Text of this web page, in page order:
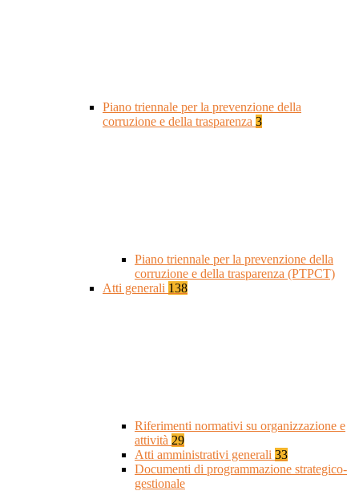
Piano triennale per la prevenzione della
corruzione e della trasparenza 3
Piano triennale per la prevenzione della
corruzione e della trasparenza (PTPCT)
Atti generali 138
Riferimenti normativi su organizzazione e
attività 29
Atti amministrativi generali 33
Documenti di programmazione strategico-
gestionale